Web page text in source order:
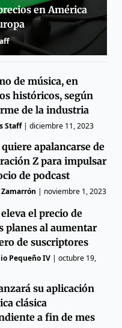
en América
de música, en
históricos, según
de la industria
Staff|diciembre 11, 2023
apalancarse de
Z para impulsar
de podcast
| noviembre 1, 2023
el precio de
planes al aumentar
de suscriptores
Pequeño IV |octubre 19,
su aplicación
clásica
a fin de mes